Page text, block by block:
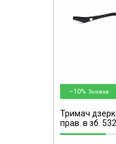
–10%
Тримач
прав. в зб.